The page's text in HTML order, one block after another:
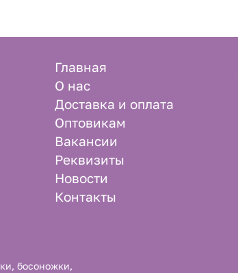
Главная
О нас
Доставка и оплата
Оптовикам
Вакансии
Реквизиты
Новости
Контакты
босоножки,